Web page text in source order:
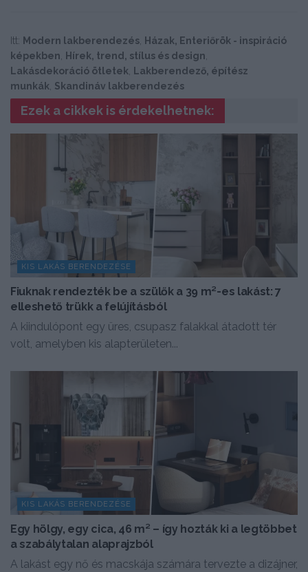
Itt: Modern lakberendezés
Házak, Enteriőrök - inspiráció
képekben
Hírek, trend, stílus és design
Lakásdekoráció ötletek
Lakberendező, építész
munkák Skandináv lakberendezés
Ezek a cikkek is érdekelhetnek:
KIS LAKÁS BERENDEZÉSE
Fiuknak rendezték be a szülők a 39 m²-es lakást: 7
elleshető trükk a felújításból
A kiindulópont egy üres, csupasz falakkal átadott tér
volt, amelyben kis alapterületen...
KIS LAKÁS BERENDEZÉSE
Egy hölgy, egy cica, 46 m² – így hozták ki a legtöbbet
a szabálytalan alaprajzból
A lakást egy nő és macskája számára tervezte a dizájner,